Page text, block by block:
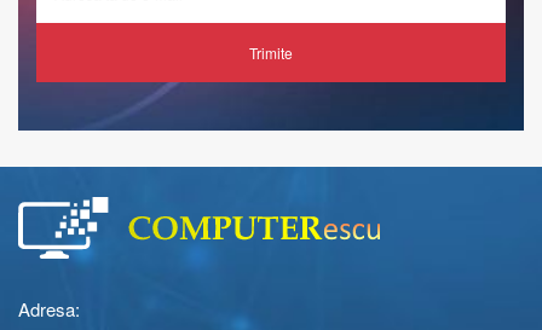
Trimite
Adresa: